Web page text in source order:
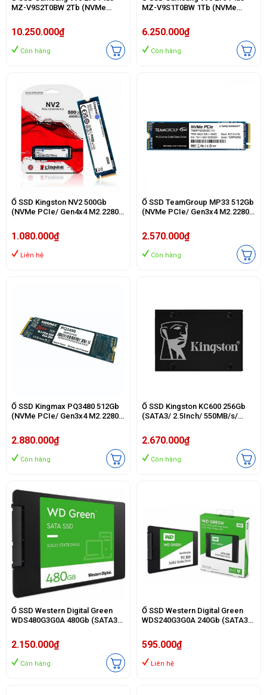
MZ-V9S2T0BW 2Tb (NVMe
7250MB/s/ 6300MB/s)
10.250.000₫
Còn hàng
MZ-V9S1T0BW 1Tb (NVMe
7150MB/s/ 6300MB/s)
6.250.000₫
Còn hàng
Ổ SSD Kingston NV2 500Gb
(NVMe PCIe/ Gen4x4 M2.2280/
1.080.000₫
Liên hệ
Ổ SSD TeamGroup MP33 512Gb
(NVMe PCIe/ Gen3x4 M2.2280/
2.570.000₫
Còn hàng
Ổ SSD Kingmax PQ3480 512Gb
(NVMe PCIe/ Gen3x4 M2.2280/
2.880.000₫
Còn hàng
Ổ SSD Kingston KC600 256Gb
(SATA3/ 2.5Inch/ 550MB/s/
2.670.000₫
Còn hàng
Ổ SSD Western Digital Green
WDS480G3G0A 480Gb (SATA3/
2.150.000₫
Còn hàng
Ổ SSD Western Digital Green
WDS240G3G0A 240Gb (SATA3/
595.000₫
Liên hệ